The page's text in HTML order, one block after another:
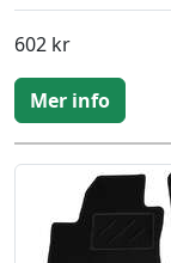
602 kr
Mer info